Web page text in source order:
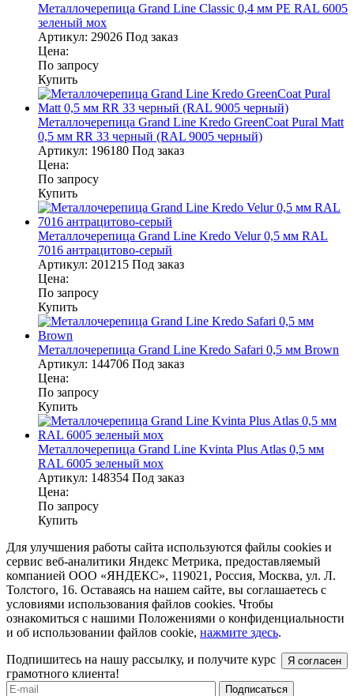
Металлочерепица Grand Line Classic 0,4 мм PE RAL 6005
зеленый мох
Артикул: 29026 Под заказ
Цена:
По запросу
Купить
Металлочерепица Grand Line Kredo GreenCoat Pural Matt
0,5 мм RR 33 черный (RAL 9005 черный)
Артикул: 196180 Под заказ
Цена:
По запросу
Купить
Металлочерепица Grand Line Kredo Velur 0,5 мм RAL
7016 антрацитово-серый
Артикул: 201215 Под заказ
Цена:
По запросу
Купить
Металлочерепица Grand Line Kredo Safari 0,5 мм Brown
Артикул: 144706 Под заказ
Цена:
По запросу
Купить
Металлочерепица Grand Line Kvinta Plus Atlas 0,5 мм
RAL 6005 зеленый мох
Артикул: 148354 Под заказ
Цена:
По запросу
Купить
Для улучшения работы сайта используются файлы cookies и
сервис веб-аналитики Яндекс Метрика, предоставляемый
компанией ООО «ЯНДЕКС», 119021, Россия, Москва, ул. Л.
Толстого, 16. Оставаясь на нашем сайте, вы соглашаетесь с
условиями использования файлов cookies. Чтобы
ознакомиться с нашими Положениями о конфиденциальности
и об использовании файлов cookie, нажмите здесь.
Я согласен
Подпишитесь на нашу рассылку, и получите курс
грамотного клиента!